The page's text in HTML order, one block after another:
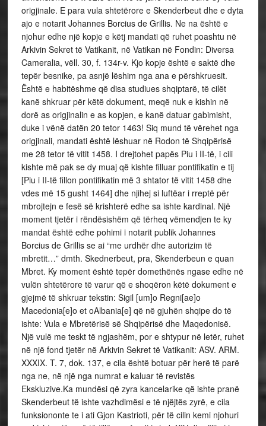
origjinale. E para vula shtetërore e Skenderbeut dhe e dyta
ajo e notarit Johannes Borcius de Grillis. Ne na është e
njohur edhe një kopje e këtj mandati që ruhet poashtu në
Arkivin Sekret të Vatikanit, në Vatikan në Fondin: Diversa
Cameralia, vëll. 30, f. 134r-v. Kjo kopje është e saktë dhe
tepër besnike, pa asnjë lëshim nga ana e përshkruesit.
Është e habitëshme që disa studiues shqiptarë, të cilët
kanë shkruar për këtë dokument, meqë nuk e kishin në
dorë as origjinalin e as kopjen, e kanë datuar gabimisht,
duke i vënë datën 20 tetor 1463! Siq mund të vërehet nga
origjinali, mandati është lëshuar në Rodon të Shqipërisë
me 28 tetor të vitit 1458. I drejtohet papës Piu i II-të, i cili
kishte më pak se dy muaj që kishte filluar pontifikatin e tij
[Piu i II-të fillon pontifikatin më 3 shtator të vitit 1458 dhe
vdes më 15 gusht 1464] dhe njihej si luftëar i rreptë për
mbrojtejn e fesë së krishterë edhe sa ishte kardinal. Një
moment tjetër i rëndësishëm që tërheq vëmendjen te ky
mandat është edhe pohimi i notarit publik Johannes
Borcius de Grillis se ai “me urdhër dhe autorizim të
mbretit…” dmth. Skednerbeut, pra, Skenderbeun e quan
Mbret. Ky moment është tepër domethënës ngase edhe në
vulën shtetërore të varur që e shoqëron këtë dokument e
gjejmë të shkruar tekstin: Sigil [um]o Regni[ae]o
Macedonia[e]o et oAlbania[e] që në gjuhën shqipe do të
ishte: Vula e Mbretërisë së Shqipërisë dhe Maqedonisë.
Një vulë me teskt të ngjashëm, por e shtypur në letër, ruhet
në një fond tjetër në Arkivin Sekret të Vatikanit: ASV. ARM.
XXXIX. T. 7, dok. 137, e cila është botuar për herë të parë
nga ne, në një nga numrat e kaluar të revistës
Ekskluzive.Ka mundësi që zyra kancelarike që ishte pranë
Skenderbeut të ishte vazhdimësi e të njëjtës zyrë, e cila
funksiononte te i ati Gjon Kastrioti, për të cilin kemi njohuri